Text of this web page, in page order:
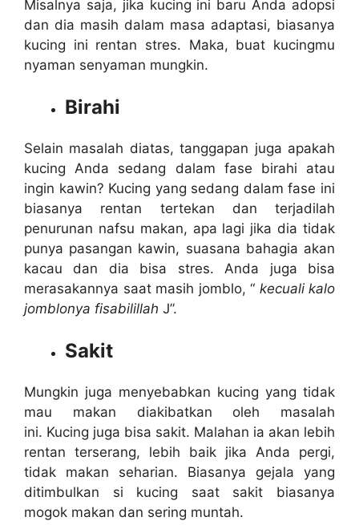
Misalnya saja, jika kucing ini baru Anda adopsi
dan dia masih dalam masa adaptasi, biasanya
kucing ini rentan stres. Maka, buat kucingmu
nyaman senyaman mungkin.
Birahi
Selain masalah diatas, tanggapan juga apakah
kucing Anda sedang dalam fase birahi atau
ingin kawin? Kucing yang sedang dalam fase ini
biasanya rentan tertekan dan terjadilah
penurunan nafsu makan, apa lagi jika dia tidak
punya pasangan kawin, suasana bahagia akan
kacau dan dia bisa stres. Anda juga bisa
merasakannya saat masih jomblo, “ kecuali kalo
jomblonya fisabilillah J”.
Sakit
Mungkin juga menyebabkan kucing yang tidak
mau makan diakibatkan oleh masalah
ini. Kucing juga bisa sakit. Malahan ia akan lebih
rentan terserang, lebih baik jika Anda pergi,
tidak makan seharian. Biasanya gejala yang
ditimbulkan si kucing saat sakit biasanya
mogok makan dan sering muntah.